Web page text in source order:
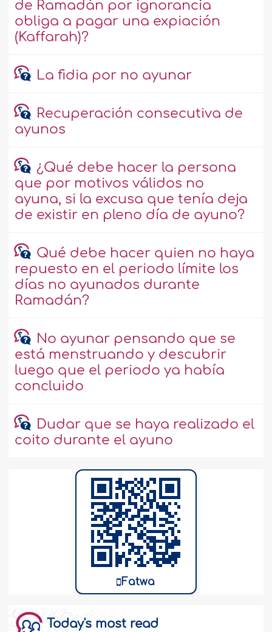
de Ramadán por ignorancia
obliga a pagar una expiación
(Kaffarah)?
La fidia por no ayunar
Recuperación consecutiva de
ayunos
¿Qué debe hacer la persona
que por motivos válidos no
ayuna, si la excusa que tenía deja
de existir en pleno día de ayuno?
Qué debe hacer quien no haya
repuesto en el periodo límite los
días no ayunados durante
Ramadán?
No ayunar pensando que se
está menstruando y descubrir
luego que el periodo ya había
concluido
Dudar que se haya realizado el
coito durante el ayuno
Fatwa
Today's most read